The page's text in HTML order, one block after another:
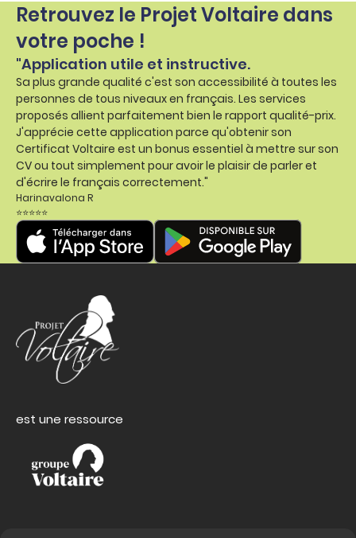
Retrouvez le Projet Voltaire dans
votre poche !
"Application utile et instructive.
Sa plus grande qualité c'est son accessibilité à toutes les
personnes de tous niveaux en français. Les services
proposés allient parfaitement bien le rapport qualité-prix.
J'apprécie cette application parce qu'obtenir son
Certificat Voltaire est un bonus essentiel à mettre sur son
CV ou tout simplement pour avoir le plaisir de parler et
d'écrire le français correctement."
Harinavalona R
⭐⭐⭐⭐⭐
est une ressource